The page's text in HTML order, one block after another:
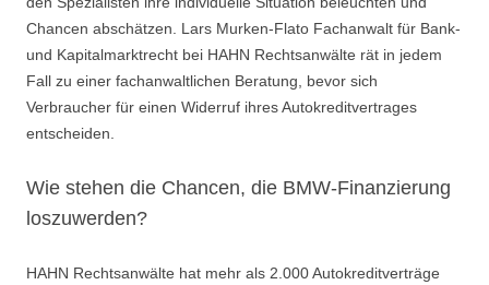
Chancen abschätzen. Lars Murken-Flato Fachanwalt für Bank-
und Kapitalmarktrecht bei HAHN Rechtsanwälte rät in jedem
Fall zu einer fachanwaltlichen Beratung, bevor sich
Verbraucher für einen Widerruf ihres Autokreditvertrages
entscheiden.
Wie stehen die Chancen, die BMW-Finanzierung
loszuwerden?
HAHN Rechtsanwälte hat mehr als 2.000 Autokreditverträge